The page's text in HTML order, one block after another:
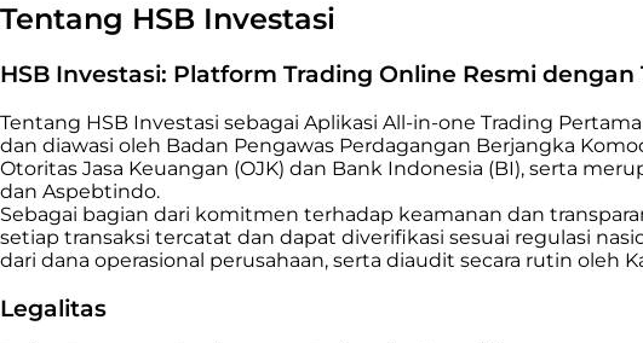
Tentang HSB Investasi
HSB Investasi: Platform Trading Online Resmi
Tentang HSB Investasi sebagai Aplikasi All-in-one Trading
dan diawasi oleh Badan Pengawas Perdagangan Berjangka
Otoritas Jasa Keuangan (OJK) dan Bank Indonesia (BI), serta
dan Aspebtindo.
Sebagai bagian dari komitmen terhadap keamanan dan
setiap transaksi tercatat dan dapat diverifikasi sesuai regulasi
dari dana operasional perusahaan, serta diaudit secara rutin
Legalitas